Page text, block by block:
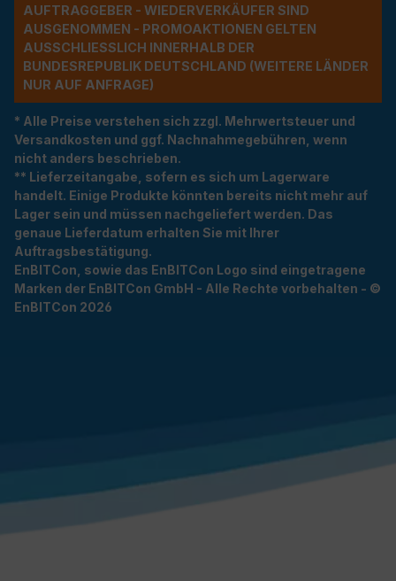
UFTRAGGEBER - WIEDERVERKÄUFER SIND A
USGENOMMEN - PROMOAKTIONEN GELTEN A
USSCHLIESSLICH INNERHALB DER BU
NDESREPUBLIK DEUTSCHLAND (WEITERE LÄNDER NU
R AUF ANFRAGE)
* Alle Preise verstehen sich zzgl. Mehrwertsteuer und
Versandkosten und ggf. Nachnahmegebühren, wenn
nicht anders beschrieben.
** Lieferzeitangabe, sofern es sich um Lagerware
handelt. Einige Produkte könnten bereits nicht mehr auf
Lager sein und müssen nachgeliefert werden. Das
genaue Lieferdatum erhalten Sie mit Ihrer
Auftragsbestätigung.
EnBITCon, sowie das EnBITCon Logo sind eingetragene
Marken der EnBITCon GmbH - Alle Rechte vorbehalten - ©
EnBITCon 2026